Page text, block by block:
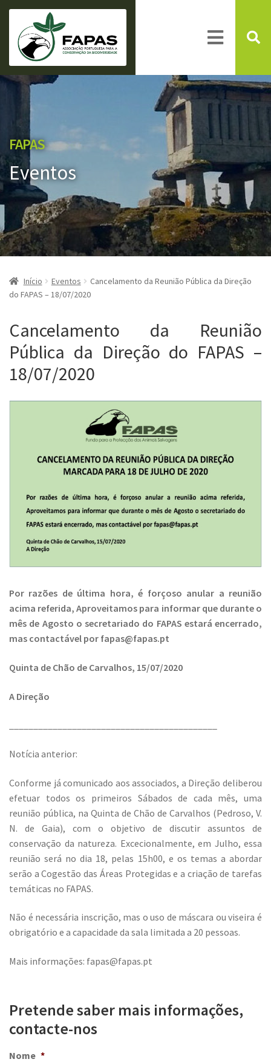
FAPAS
Eventos
Início Eventos
Cancelamento da Reunião Pública da Direção
do FAPAS – 18/07/2020
Cancelamento da Reunião
Pública da Direção do FAPAS –
18/07/2020
Por razões de última hora, é forçoso anular a reunião
acima referida, Aproveitamos para informar que durante o
mês de Agosto o secretariado do FAPAS estará encerrado,
mas contactável por fapas@fapas.pt
Quinta de Chão de Carvalhos, 15/07/2020
A Direção
Notícia anterior:
Conforme já comunicado aos associados, a Direção deliberou
efetuar todos os primeiros Sábados de cada mês, uma
reunião pública, na Quinta de Chão de Carvalhos (Pedroso, V.
N. de Gaia), com o objetivo de discutir assuntos de
conservação da natureza. Excecionalmente, em Julho, essa
reunião será no dia 18, pelas 15h00, e os temas a abordar
serão a Cogestão das Áreas Protegidas e a criação de tarefas
temáticas no FAPAS.
Não é necessária inscrição, mas o uso de máscara ou viseira é
obrigatório e a capacidade da sala limitada a 20 pessoas.
Mais informações: fapas@fapas.pt
Pretende saber mais informações,
contacte-nos
Nome *